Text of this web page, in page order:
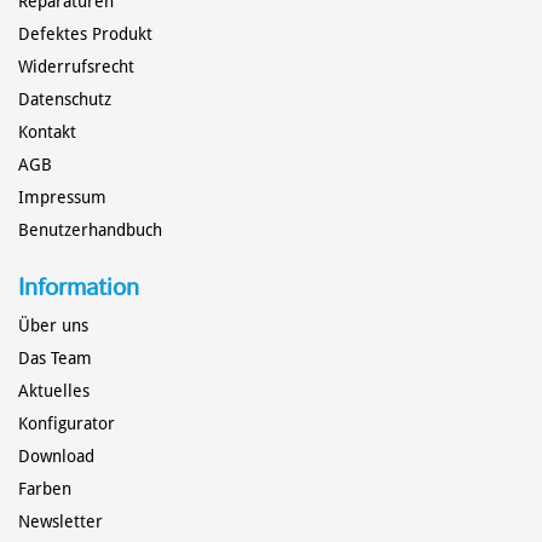
MARATHON-EINER
STECHPADDEL
Defektes Produkt
Widerrufsrecht
Datenschutz
Kontakt
AGB
Impressum
Benutzerhandbuch
Information
Über uns
Das Team
Aktuelles
Konfigurator
Download
Farben
Newsletter